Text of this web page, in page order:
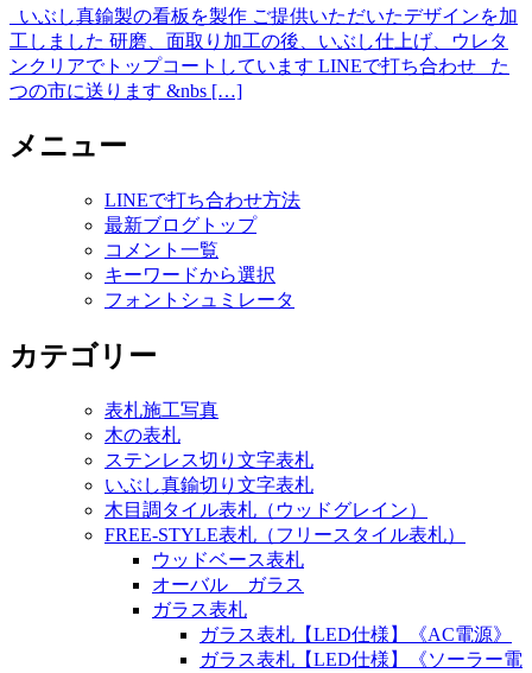
いぶし真鍮製の看板を製作 ご提供いただいたデザインを加
工しました 研磨、面取り加工の後、いぶし仕上げ、ウレタ
ンクリアでトップコートしています LINEで打ち合わせ た
つの市に送ります &nbs […]
メニュー
LINEで打ち合わせ方法
最新ブログトップ
コメント一覧
キーワードから選択
フォントシュミレータ
カテゴリー
表札施工写真
木の表札
ステンレス切り文字表札
いぶし真鍮切り文字表札
木目調タイル表札（ウッドグレイン）
FREE-STYLE表札（フリースタイル表札）
ウッドベース表札
オーバル ガラス
ガラス表札
ガラス表札【LED仕様】《AC電源》
ガラス表札【LED仕様】《ソーラー電